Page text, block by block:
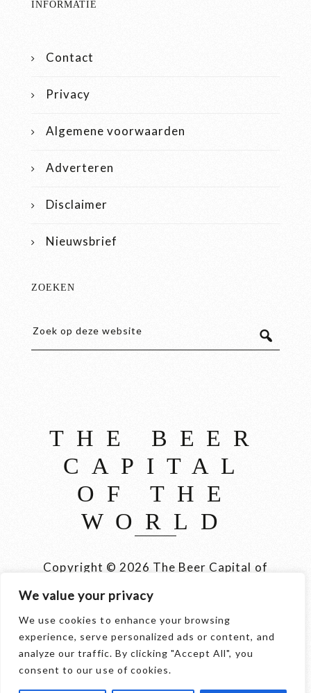
We value your privacy
We use cookies to enhance your browsing
experience, serve personalized ads or content, and
analyze our traffic. By clicking "Accept All", you
consent to our use of cookies.
INFORMATIE
Contact
Privacy
Algemene voorwaarden
Adverteren
Disclaimer
Nieuwsbrief
ZOEKEN
THE BEER
CAPITAL
OF THE
WORLD
Copyright © 2026 The Beer Capital of
the World België, Brussel, Bier en
© 2026 thebeercapital.be - Merken en domeinen
zijn eigendom van Internet Ventures. Website
beheerd doorVolo Media